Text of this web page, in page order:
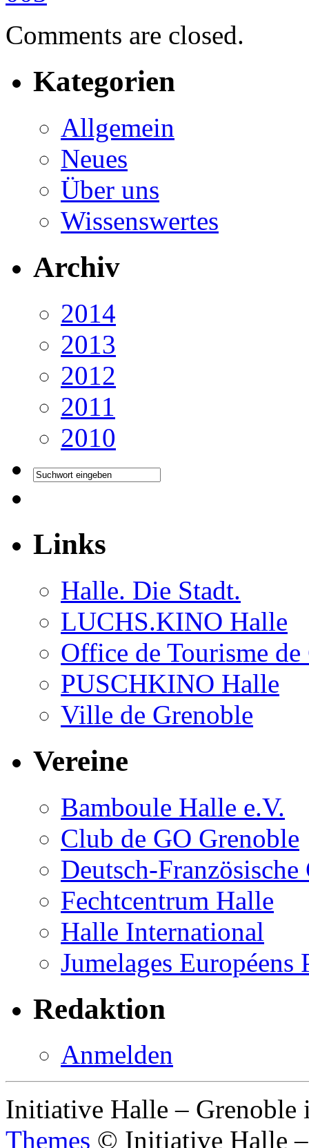
Comments are closed.
Kategorien
Allgemein
Neues
Über uns
Wissenswertes
Archiv
2014
2013
2012
2011
2010
Links
Halle. Die Stadt.
LUCHS.KINO Halle
Office de Tourisme
PUSCHKINO Halle
Ville de Grenoble
Vereine
Bamboule Halle e.V.
Club de GO Grenoble
Deutsch-
Fechtcentrum Halle
Halle International
Jumelages Européens
Redaktion
Anmelden
Initiative Halle – Grenoble
Themes © Initiative Halle –